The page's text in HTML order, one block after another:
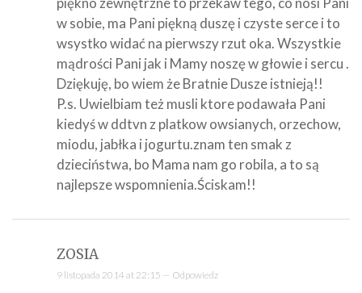
w sobie, ma Pani piękną duszę i czyste serce i to
wsystko widać na pierwszy rzut oka. Wszystkie
mądrości Pani jak i Mamy noszę w głowie i sercu .
Dziękuję, bo wiem że Bratnie Dusze istnieją!!
P.s. Uwielbiam też musli ktore podawała Pani
kiedyś w ddtvn z platkow owsianych, orzechow,
miodu, jabłka i jogurtu.znam ten smak z
dzieciństwa, bo Mama nam go robila, a to są
najlepsze wspomnienia.Ściskam!!
ZOSIA
9 listopada 2014 at 22:15 — Odpowiedz